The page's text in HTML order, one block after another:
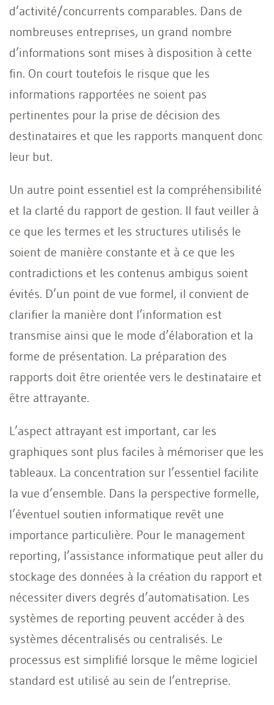
d’activité/concurrents comparables. Dans de
nombreuses entreprises, un grand nombre
d’informations sont mises à disposition à cette
fin. On court toutefois le risque que les
informations rapportées ne soient pas
pertinentes pour la prise de décision des
destinataires et que les rapports manquent donc
leur but.
Un autre point essentiel est la compréhensibilité
et la clarté du rapport de gestion. Il faut veiller à
ce que les termes et les structures utilisés le
soient de manière constante et à ce que les
contradictions et les contenus ambigus soient
évités. D’un point de vue formel, il convient de
clarifier la manière dont l’information est
transmise ainsi que le mode d’élaboration et la
forme de présentation. La préparation des
rapports doit être orientée vers le destinataire et
être attrayante.
L’aspect attrayant est important, car les
graphiques sont plus faciles à mémoriser que les
tableaux. La concentration sur l’essentiel facilite
la vue d’ensemble. Dans la perspective formelle,
l’éventuel soutien informatique revêt une
importance particulière. Pour le management
reporting, l’assistance informatique peut aller du
stockage des données à la création du rapport et
nécessiter divers degrés d’automatisation. Les
systèmes de reporting peuvent accéder à des
systèmes décentralisés ou centralisés. Le
processus est simplifié lorsque le même logiciel
standard est utilisé au sein de l’entreprise.